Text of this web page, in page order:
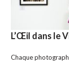
L’Œil dans le
Chaque